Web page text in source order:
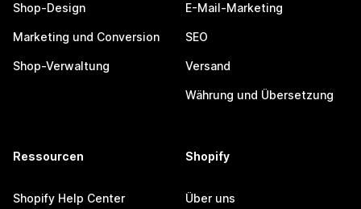
Shop-Design
Marketing und Conversion
Shop-Verwaltung
E-Mail-Marketing
SEO
Versand
Währung und Übersetzung
Ressourcen
Shopify Help Center
Shopify
Über uns